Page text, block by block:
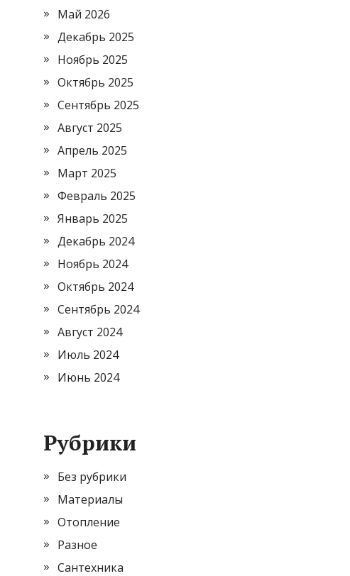
Май 2026
Декабрь 2025
Ноябрь 2025
Октябрь 2025
Сентябрь 2025
Август 2025
Апрель 2025
Март 2025
Февраль 2025
Январь 2025
Декабрь 2024
Ноябрь 2024
Октябрь 2024
Сентябрь 2024
Август 2024
Июль 2024
Июнь 2024
Рубрики
Без рубрики
Материалы
Отопление
Разное
Сантехника